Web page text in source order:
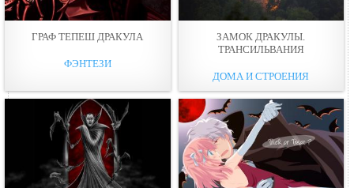
ГРАФ ТЕПЕШ ДРАКУЛА
ФЭНТЕЗИ
ЗАМОК ДРАКУЛЫ.
ТРАНСИЛЬВАНИЯ
ДОМА И СТРОЕНИЯ